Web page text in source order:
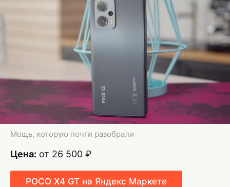
Мощь, которую почти разобрали
Цена: от 26 500 ₽
POCO X4 GT на Яндекс Маркете